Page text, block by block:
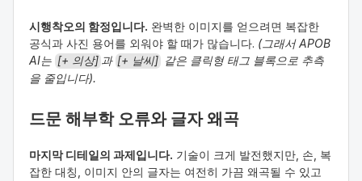
시행착오의 함정입니다. 완벽한 이미지를 얻으려면 복잡한
공식과 사진 용어를 외워야 할 때가 많습니다. (그래서 APOB
AI는 [+ 의상]과 [+ 날씨] 같은 클릭형 태그 블록으로 추측
을 줄입니다).
드문 해부학 오류와 글자 왜곡
마지막 디테일의 과제입니다. 기술이 크게 발전했지만, 손, 복
잡한 대칭, 이미지 안의 글자는 여전히 가끔 왜곡될 수 있고